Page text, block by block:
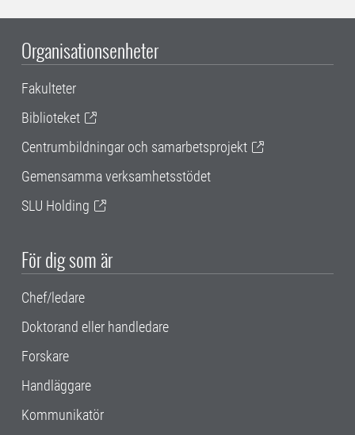
Organisationsenheter
Fakulteter
Biblioteket
Centrumbildningar och samarbetsprojekt
Gemensamma verksamhetsstödet
SLU Holding
För dig som är
Chef/ledare
Doktorand eller handledare
Forskare
Handläggare
Kommunikatör